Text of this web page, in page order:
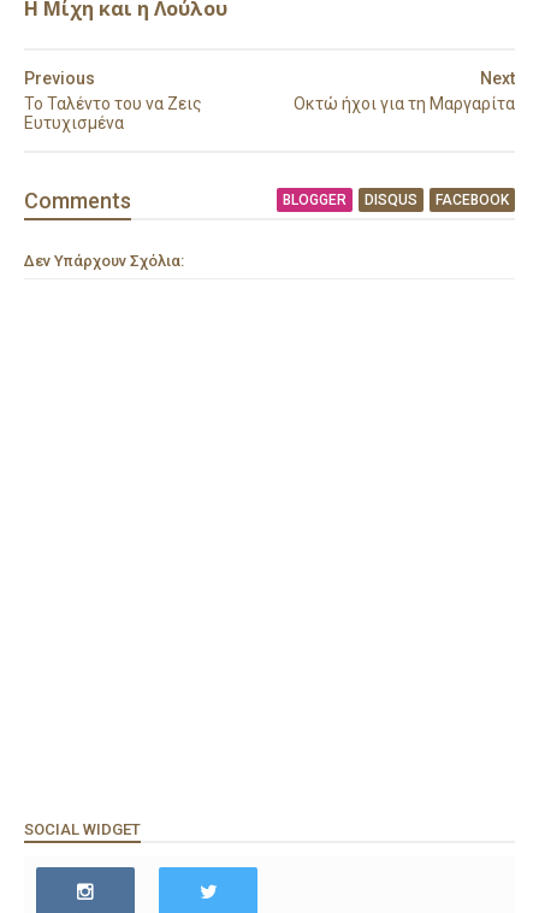
Η Μίχη και η Λούλου
Next
Οκτώ ήχοι για τη Μαργαρίτα
Previous
Το Ταλέντο του να Ζεις
Ευτυχισμένα
Comments BLOGGER DISQUS FACEBOOK
Δεν Υπάρχουν Σχόλια:
SOCIAL WIDGET